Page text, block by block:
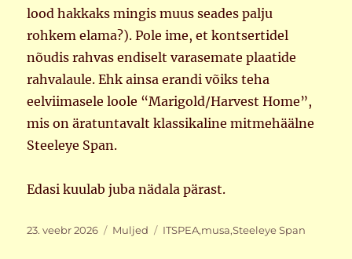
lood hakkaks mingis muus seades palju
rohkem elama?). Pole ime, et kontsertidel
nõudis rahvas endiselt varasemate plaatide
rahvalaule. Ehk ainsa erandi võiks teha
eelviimasele loole “Marigold/Harvest Home”,
mis on äratuntavalt klassikaline mitmehäälne
Steeleye Span.
Edasi kuulab juba nädala pärast.
Postitatud
23. veebr 2026 Rubriigid
Muljed Sildid
ITSPEA,musa,Steeleye Span